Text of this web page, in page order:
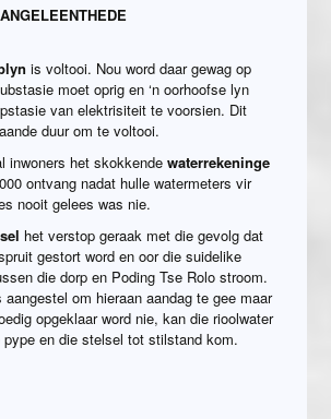
is voltooi. Nou word daar gewag op
moet oprig en ‘n oorhoofse lyn
van elektrisiteit te voorsien. Dit
duur om te voltooi.
inwoners het skokkendewaterrekeninge
ontvang nadat hulle watermeters vir
nooit gelees was nie.
het verstop geraak met die gevolg dat
gestort word en oor die suidelike
die dorp en Poding Tse Rolo stroom.
aangestel om hieraan aandag te gee maar
opgeklaar word nie, kan die rioolwater
en die stelsel tot stilstand kom.